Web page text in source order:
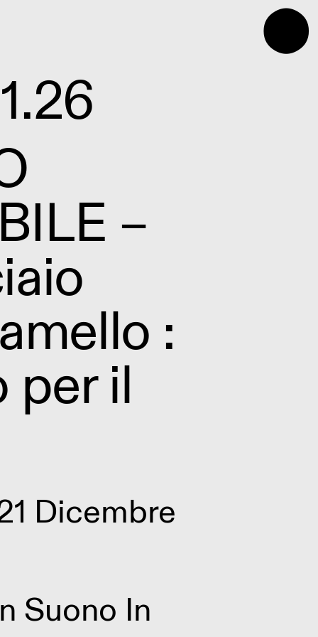
⬤
–
:
per il
Dicembre
Suono In